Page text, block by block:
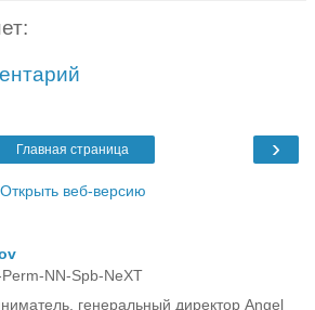
›
Главная страница
Открыть веб-версию
NN-Spb-NeXT
генеральный директор Angel